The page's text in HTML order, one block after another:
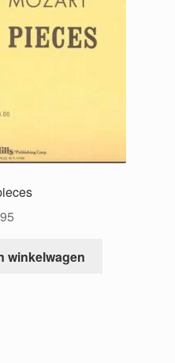
winkelwagen